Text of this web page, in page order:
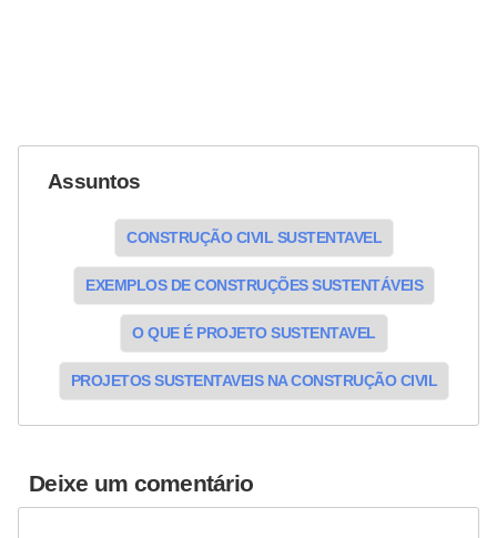
Assuntos
CONSTRUÇÃO CIVIL SUSTENTAVEL
EXEMPLOS DE CONSTRUÇÕES SUSTENTÁVEIS
O QUE É PROJETO SUSTENTAVEL
PROJETOS SUSTENTAVEIS NA CONSTRUÇÃO CIVIL
Deixe um comentário